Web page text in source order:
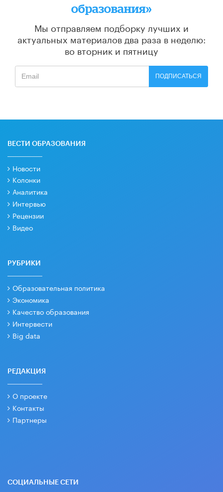
образования»
Мы отправляем подборку лучших и
актуальных материалов два раза в неделю:
во вторник и пятницу
ПОДПИСАТЬСЯ
ВЕСТИ ОБРАЗОВАНИЯ
Новости
Колонки
Аналитика
Интервью
Рецензии
Видео
РУБРИКИ
Образовательная политика
Экономика
Качество образования
Интервести
Big data
РЕДАКЦИЯ
О проекте
Контакты
Партнеры
СОЦИАЛЬНЫЕ СЕТИ